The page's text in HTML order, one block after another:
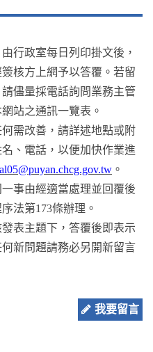
行政室每日列印掛文後，
核方上網予以答覆。若留
儘量採電話詢問業務主管
站之通訊一覽表。
需改善，請詳述地點或附
、電話，以便加快作業進
。
事由經適當處理並回覆後
法第173條辦理。
表主題下，答覆後即表示
新問題請務必另開新留言
我要留言